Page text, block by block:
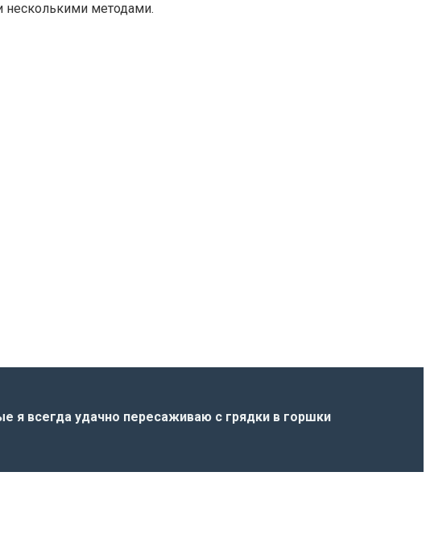
несколькими методами.
я всегда удачно пересаживаю с грядки в горшки